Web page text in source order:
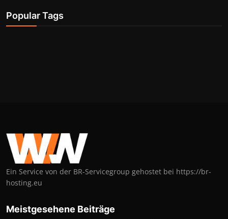
Popular Tags
Ein Service von der BR-Servicegroup gehostet bei https://br-
hosting.eu
Meistgesehene Beiträge